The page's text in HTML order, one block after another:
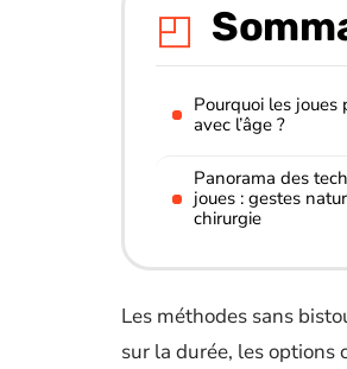
Pourquoi les
avec l’âge ?
Panorama des
joues : gestes
chirurgie
Les méthodes sans
sur la durée, les options